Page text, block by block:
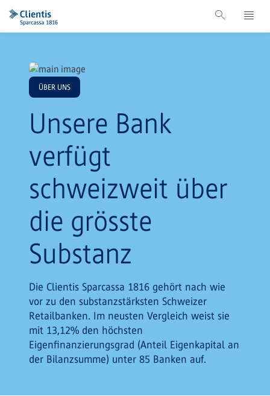
ÜBER UNS
Unsere Bank
verfügt
schweizweit über
die grösste
Substanz
Die Clientis Sparcassa 1816 gehört nach wie
vor zu den substanzstärksten Schweizer
Retailbanken. Im neusten Vergleich weist sie
mit 13,12% den höchsten
Eigenfinanzierungsgrad (Anteil Eigenkapital an
der Bilanzsumme) unter 85 Banken auf.